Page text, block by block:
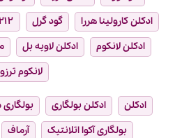
ادکلن کارولینا هررا
گود گرل ۲۱۲
ادکلن لانکوم
ادکلن لاویه بل
لانکوم
ادکلن ادکلن بولگاری
بولگاری آکوا اتلانتیک
آرماف